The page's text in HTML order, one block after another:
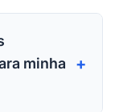
minha
+